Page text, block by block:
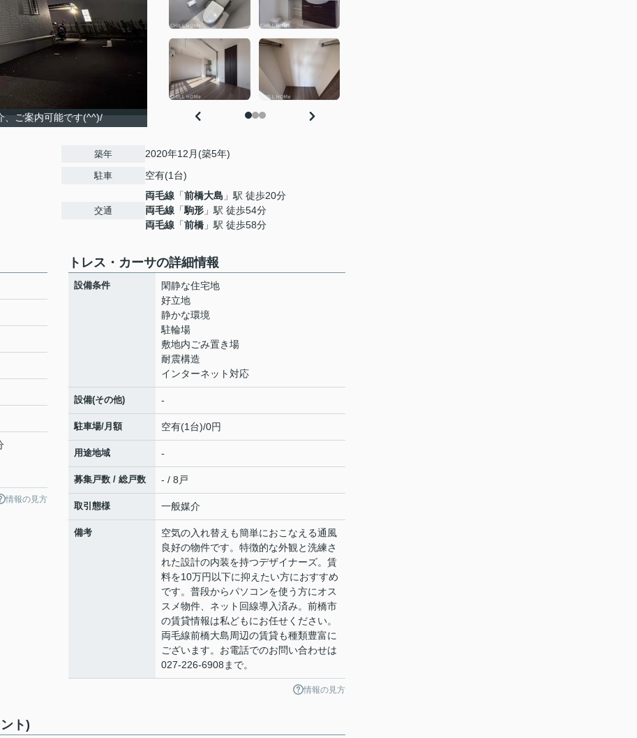
、ご案内可能です(^^)/
築年 2020年12月(築5年)
駐車 空有(1台)
交通
両毛線 「前橋大島 」駅 徒歩20分
両毛線 「駒形 」駅 徒歩54分
両毛線 「前橋 」駅 徒歩58分
情報の見方
トレス・カーサの詳細情報
設備条件
閑静な住宅地
好立地
静かな環境
駐輪場
敷地内ごみ置き場
耐震構造
インターネット対応
設備(その他) -
駐車場/月額 空有(1台)/0円
用途地域 -
募集戸数 / 総戸数 - / 8戸
取引態様 一般媒介
備考
空気の入れ替えも簡単におこなえる通風
良好の物件です。特徴的な外観と洗練さ
れた設計の内装を持つデザイナーズ。賃
料を10万円以下に抑えたい方におすすめ
です。普段からパソコンを使う方にオス
スメ物件、ネット回線導入済み。前橋市
の賃貸情報は私どもにお任せください。
両毛線前橋大島周辺の賃貸も種類豊富に
ございます。お電話でのお問い合わせは
027-226-6908まで。
情報の見方
ト)